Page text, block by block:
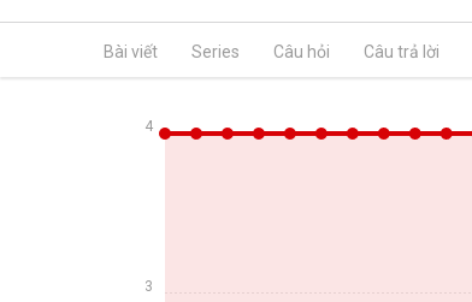
Bài viết Series Câu hỏi Câu trả lời
3
4